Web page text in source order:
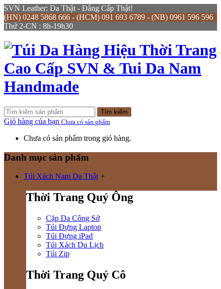
SVN Leather: Da Thật - Đẳng Cấp Thật!
(HN) 0248 5868 666 - (HCM) 091 693 6789 - (NB) 0961 596 596
Thứ 2-CN : 8h-19h30
Tìm kiếm
Giỏ hàng của bạn Chưa có sản phẩm
Chưa có sản phẩm trong giỏ hàng.
Danh mục sản phẩm
Túi Xách Nam Da Thật +
Thời Trang Quý Ông
Cặp Da Công Sở
Túi Đựng Laptop
Túi Đựng iPad
Túi Xách Du Lịch
Túi Zip
Thời Trang Quý Cô